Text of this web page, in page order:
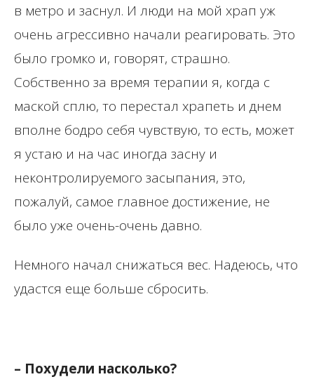
в метро и заснул. И люди на мой храп уж
очень агрессивно начали реагировать. Это
было громко и, говорят, страшно.
Собственно за время терапии я, когда с
маской сплю, то перестал храпеть и днем ​​
вполне бодро себя чувствую, то есть, может
я устаю и на час иногда засну и
неконтролируемого засыпания, это,
пожалуй, самое главное достижение, не
было уже очень-очень давно.
Немного начал снижаться вес. Надеюсь, что
удастся еще больше сбросить.
– Похудели насколько?